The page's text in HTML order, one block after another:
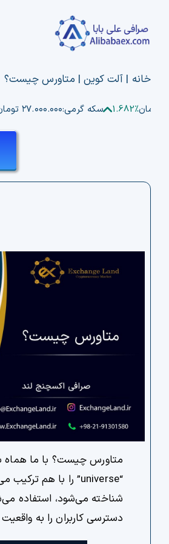
content
خانه | آلت کوین| متاورس چیست؟
1.682% سکه گرمی:۲۷.۰۰۰.۰۰۰ تومان
شناخته می‌شود، استفاده
دسترسی کاربران را به